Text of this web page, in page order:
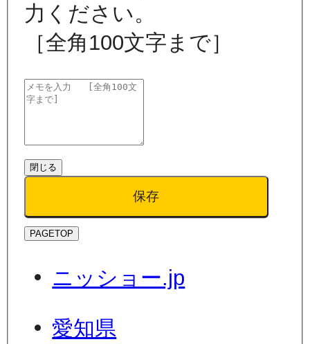
力ください。
［全角100文字まで］
閉じる
保存
PAGETOP
ニッショー.jp
愛知県